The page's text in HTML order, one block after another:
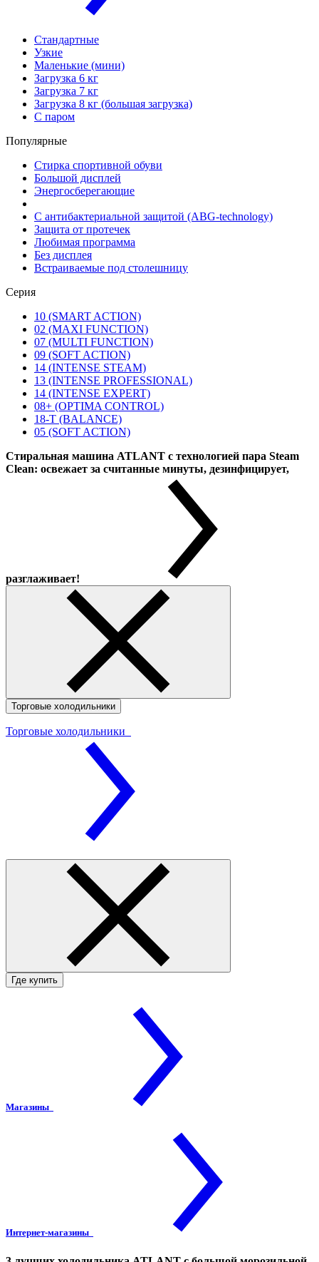
Стандартные
Узкие
Маленькие (мини)
Загрузка 6 кг
Загрузка 7 кг
Загрузка 8 кг (большая загрузка)
С паром
Популярные
Стирка спортивной обуви
Большой дисплей
Энергосберегающие
С антибактериальной защитой (ABG-technology)
Защита от протечек
Любимая программа
Без дисплея
Встраиваемые под столешницу
Серия
10 (SMART ACTION)
02 (MAXI FUNCTION)
07 (MULTI FUNCTION)
09 (SOFT ACTION)
14 (INTENSE STEAM)
13 (INTENSE PROFESSIONAL)
14 (INTENSE EXPERT)
08+ (OPTIMA CONTROL)
18-T (BALANCE)
05 (SOFT ACTION)
Стиральная машина ATLANT с технологией пара Steam
Clean: освежает за считанные минуты, дезинфицирует,
разглаживает!
Торговые холодильники
Торговые холодильники
Где купить
Магазины
Интернет-магазины